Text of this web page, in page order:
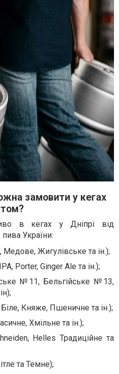
замовити у кегах
в кегах у Дніпрі від
України:
Жигулівське та ін.);
Porter, Ginger Ale та ін.);
№11, Бельгійське №13,
Княже, Пшеничне та ін.);
Хмільне та ін.);
Helles Традиційне та
та Темне);